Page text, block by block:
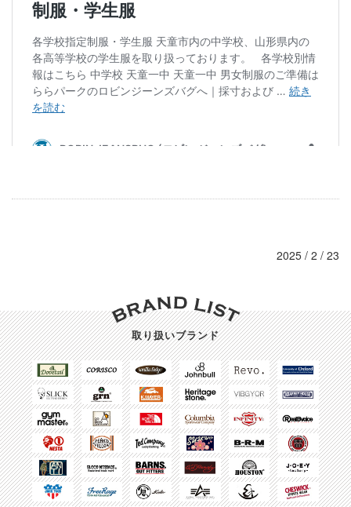
2025 / 2 / 23
取り扱いブランド